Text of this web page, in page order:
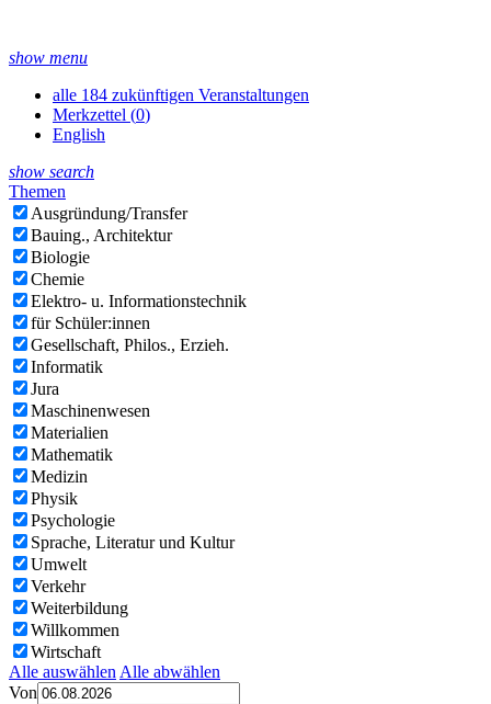
show menu
alle 184 zukünftigen Veranstaltungen
Merkzettel (0)
English
show search
Themen
Ausgründung/Transfer
Bauing., Architektur
Biologie
Chemie
Elektro- u. Informationstechnik
für Schüler:innen
Gesellschaft, Philos., Erzieh.
Informatik
Jura
Maschinenwesen
Materialien
Mathematik
Medizin
Physik
Psychologie
Sprache, Literatur und Kultur
Umwelt
Verkehr
Weiterbildung
Willkommen
Wirtschaft
Alle auswählen Alle abwählen
Von